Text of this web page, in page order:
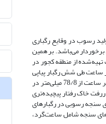
رسوب در وقایع رگباری
می‌باشد. بر همین
از منطقه کجور در
آزمایش‌ها در پلات‌های 6 × 1 متر در شیب‌ 5 درصد و در شدت‌های بارندگی 30 و 90 میلی‌متر بر ساعت طی شش رگبار پیاپی
به‌وسیله شبیه‌ساز باران مورد بررسی قرار گرفت. نتایج بیان‌گر افزایش عمق رواناب کل با افزایش تعداد رگبارهای پیاپی در شدت بارندگی 30 میلی‌متر بر ساعت از 78/8 میلی‌متر در
میلی‌متر در رگبار اول به 03/11 در رگبار ششم بود. اما هدررفت خاک رفتار پیچیده‌تری
سنجه رسوبی در رگبارهای
حلقه‌های سنجه شامل ساعت‌گرد،